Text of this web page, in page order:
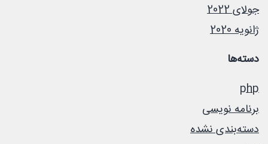
جولای 2022
ژانویه 2020
دسته‌ها
php
برنامه نویسی
دسته‌بندی نشده